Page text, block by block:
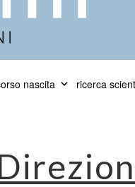
nascita ricerca